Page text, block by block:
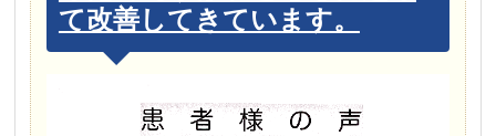
て改善してきています。